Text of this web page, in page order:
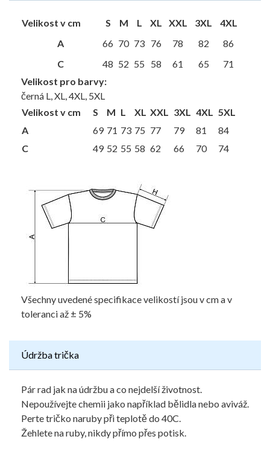
Velikost v cm S M L XL XXL 3XL
4XL
A
66 70 73 76 78 82
86
C
48 52 55 58 61 65
71
Velikost pro barvy:
černá L, XL, 4XL, 5XL
Velikost v cm
S M L XL XXL 3XL 4XL 5XL
A
69 71 73 75 77 79 81
84
C
49 52 55 58 62 66 70 74
Všechny uvedené specifikace velikostí jsou v cm a v
toleranci až ± 5%
Údržba trička
Pár rad jak na údržbu a co nejdelší životnost.
Nepoužívejte chemii jako například bělidla nebo aviváž.
Perte tričko naruby při teplotě do 40C.
Žehlete na ruby, nikdy přímo přes potisk.